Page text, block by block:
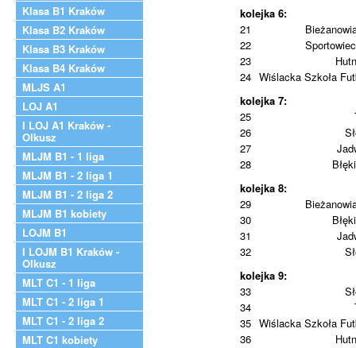
Klasa B1 Kraków
Klasa B2 Kraków
Klasa B3 Kraków
Klasa B4 Kraków
MLJS A1
LOJ A1
I LOJ A1 Kraków -
Olkusz
MLJM B1 - 1 liga
MLJM B1 - 2 liga 1
MLJM B1 - 2 liga 2
MLJM B1 kobiety
LOJM B1
I LOJM B1 Kraków -
Olkusz
MLT C1 - 1 liga
MLT C1 - 2 liga 1
MLT C1 - 2 liga 2
MLT C1 kobiety
kolejka 6:
21
22
23
24 Wiślacka Szkoła
kolejka 7:
25
26
27
28
kolejka 8:
29
30
31
32
kolejka 9:
33
34
35 Wiślacka Szkoła
36